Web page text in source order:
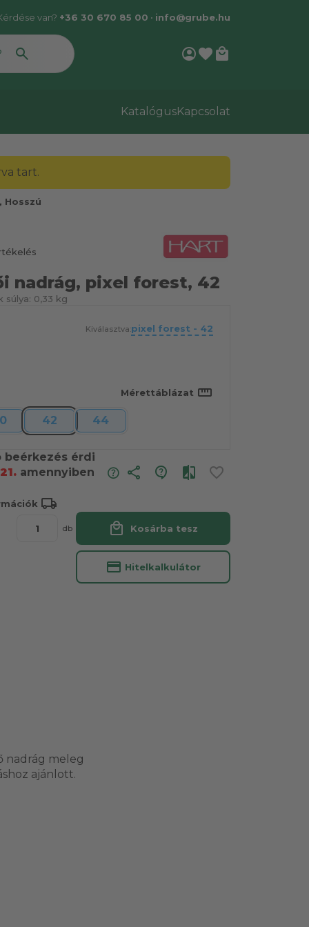
van? +36 30 670 85 00 • info@grube.hu
account_circlefavorite local_mall
KatalógusKapcsolat
tart.
Hosszú
nadrág, pixel forest, 42
súlya: 0,33 kg
Kiválasztva:pixel forest - 42
Mérettáblázat straighten
42 44
beérkezés érdi
amennyiben share
local_shipping
db local_mall Kosárba tesz
credit_card Hitelkalkulátor
nadrág meleg
ajánlott.